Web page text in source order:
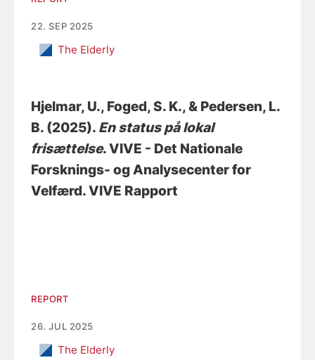
22. SEP 2025
The Elderly
Hjelmar, U., Foged, S. K., & Pedersen, L.
B. (2025). En status på lokal
frisættelse. VIVE - Det Nationale
Forsknings- og Analysecenter for
Velfærd. VIVE Rapport
REPORT
26. JUL 2025
The Elderly